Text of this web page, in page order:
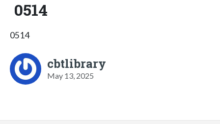
0514
0514
cbtlibrary
May 13, 2025